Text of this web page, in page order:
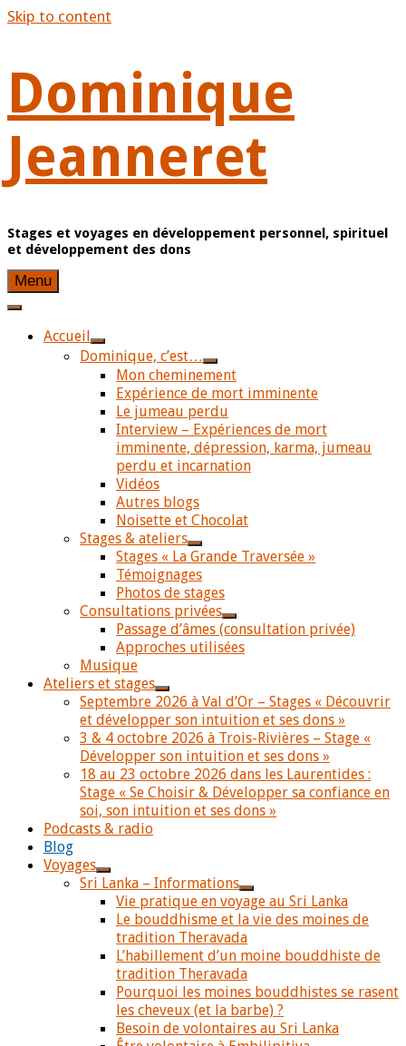
Skip to content
Dominique
Jeanneret
Stages et voyages en développement personnel, spirituel
et développement des dons
Menu
Accueil
Dominique, c’est…
Mon cheminement
Expérience de mort imminente
Le jumeau perdu
Interview – Expériences de mort
imminente, dépression, karma, jumeau
perdu et incarnation
Vidéos
Autres blogs
Noisette et Chocolat
Stages & ateliers
Stages « La Grande Traversée »
Témoignages
Photos de stages
Consultations privées
Passage d’âmes (consultation privée)
Approches utilisées
Musique
Ateliers et stages
Septembre 2026 à Val d’Or – Stages « Découvrir
et développer son intuition et ses dons »
3 & 4 octobre 2026 à Trois-Rivières – Stage «
Développer son intuition et ses dons »
18 au 23 octobre 2026 dans les Laurentides :
Stage « Se Choisir & Développer sa confiance en
soi, son intuition et ses dons »
Podcasts & radio
Blog
Voyages
Sri Lanka – Informations
Vie pratique en voyage au Sri Lanka
Le bouddhisme et la vie des moines de
tradition Theravada
L’habillement d’un moine bouddhiste de
tradition Theravada
Pourquoi les moines bouddhistes se rasent
les cheveux (et la barbe) ?
Besoin de volontaires au Sri Lanka